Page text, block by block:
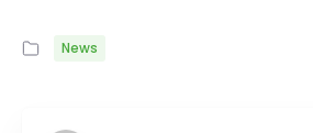
News